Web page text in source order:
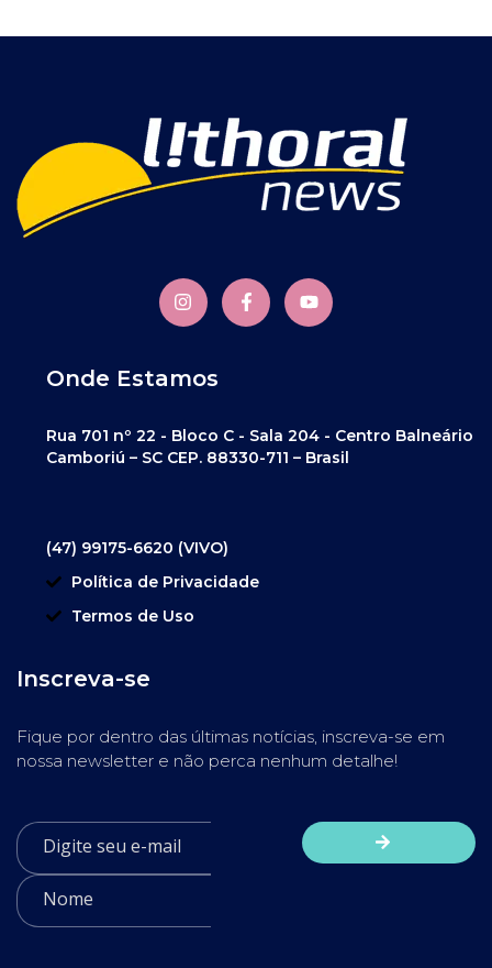
Onde Estamos
Rua 701 nº 22 - Bloco C - Sala 204 - Centro Balneário
Camboriú – SC CEP. 88330-711 – Brasil
(47) 99175-6620 (VIVO)
Política de Privacidade
Termos de Uso
Inscreva-se
Fique por dentro das últimas notícias, inscreva-se em
nossa newsletter e não perca nenhum detalhe!